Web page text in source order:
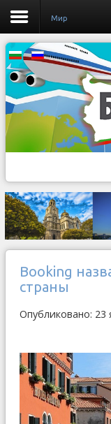
Мир
Booking
страны
Опубликовано: 23